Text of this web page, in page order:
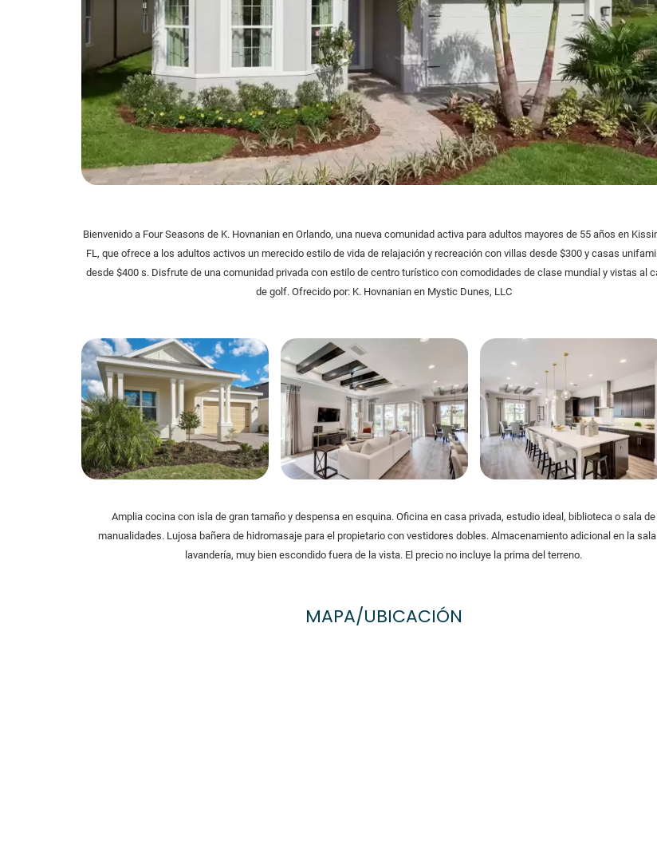
Bienvenido a Four Seasons de K. Hovnanian en Orlando, una nueva comunidad activa para adultos mayores de 55 años en
FL, que ofrece a los adultos activos un merecido estilo de vida de relajación y recreación con villas desde $300 y casas
desde $400 s. Disfrute de una comunidad privada con estilo de centro turístico con comodidades de clase mundial y vistas al
de golf. Ofrecido por: K. Hovnanian en Mystic Dunes, LLC
Amplia cocina con isla de gran tamaño y despensa en esquina. Oficina en casa privada, estudio ideal, biblioteca o sala de
manualidades. Lujosa bañera de hidromasaje para el propietario con vestidores dobles. Almacenamiento adicional en la
lavandería, muy bien escondido fuera de la vista. El precio no incluye la prima del terreno.
MAPA/UBICACIÓN